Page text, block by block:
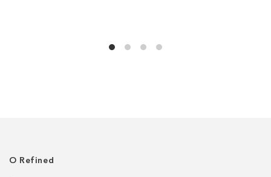
О Refined